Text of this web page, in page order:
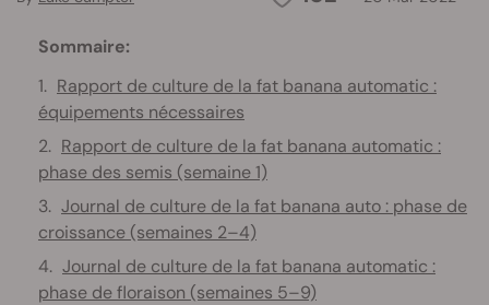
Sommaire:
Rapport de culture de la fat banana automatic :
équipements nécessaires
Rapport de culture de la fat banana automatic :
phase des semis (semaine 1)
Journal de culture de la fat banana auto : phase de
croissance (semaines 2–4)
Journal de culture de la fat banana automatic :
phase de floraison (semaines 5–9)